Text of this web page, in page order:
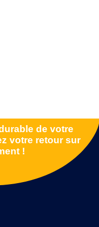
de votre
votre retour sur
!